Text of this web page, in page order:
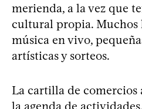
merienda, a la vez que
cultural propia. Muchos
música en vivo,
artísticas y sorteos.
La cartilla de comercios
la agenda de